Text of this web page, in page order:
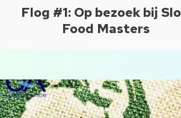
Flog #1: Op bezoek bij
Food Masters